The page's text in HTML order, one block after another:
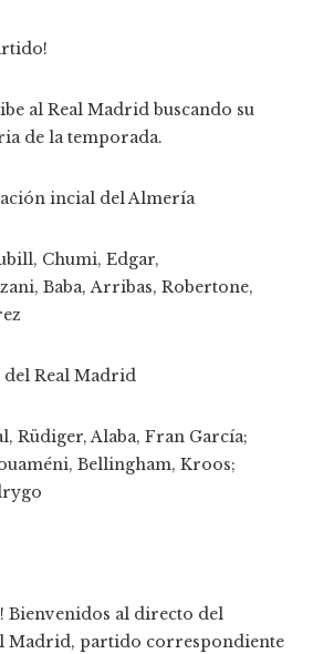
al Real Madrid buscando su
de la temporada.
incial del Almería
Chumi, Edgar,
Baba, Arribas, Robertone,
del Real Madrid
Rüdiger, Alaba, Fran García;
Bellingham, Kroos;
Bienvenidos al directo del
Madrid, partido correspondiente